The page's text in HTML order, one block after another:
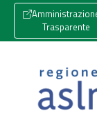
Trasparente